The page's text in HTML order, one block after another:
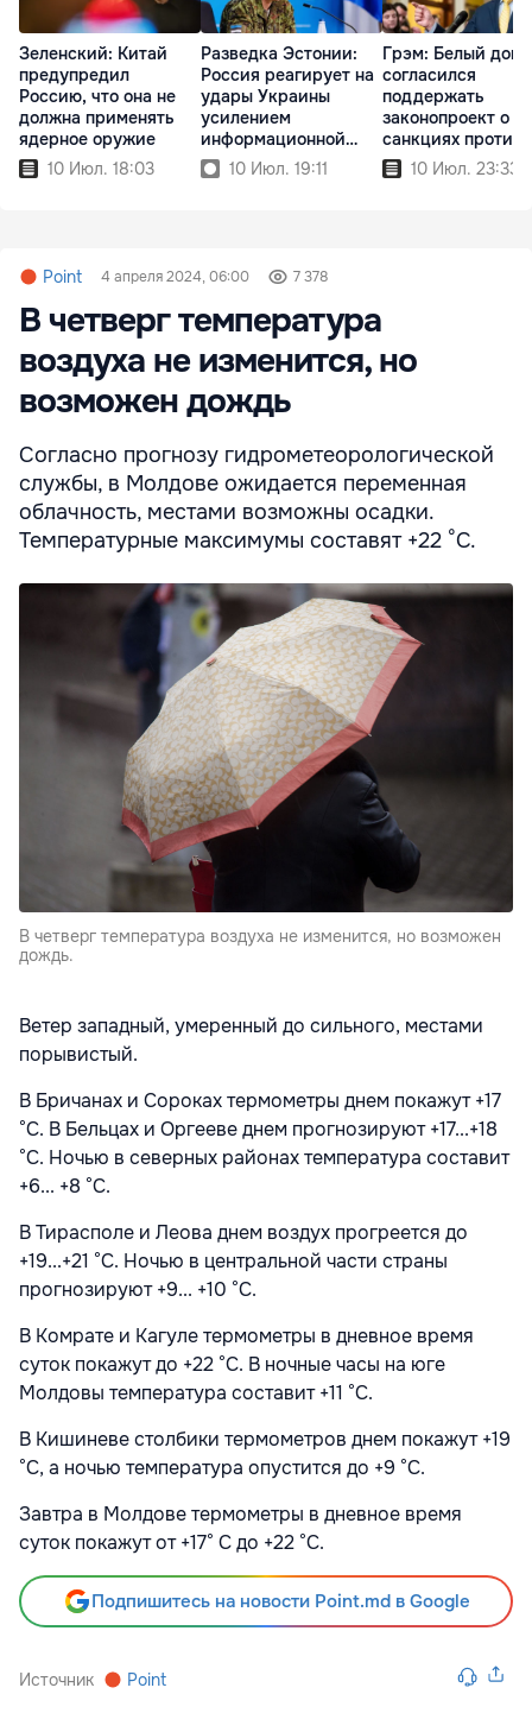
Зеленский: Китай
предупредил
Россию, что она не
должна применять
ядерное оружие
10 Июл. 18:03
Разведка Эстонии:
Россия реагирует на
удары Украины
усилением
информационной
войны10 Июл. 19:11
Грэм: Белый дом
согласился
поддержать
законопроект о
санкциях против
России10 Июл. 23:33
Point 4 апреля 2024, 06:00 7 378
В четверг температура
воздуха не изменится, но
возможен дождь
Согласно прогнозу гидрометеорологической
службы, в Молдове ожидается переменная
облачность, местами возможны осадки.
Температурные максимумы составят +22 °С.
В четверг температура воздуха не изменится, но возможен
дождь.
Ветер западный, умеренный до сильного, местами
порывистый.
В Бричанах и Сороках термометры днем покажут +17
°С. В Бельцах и Оргееве днем прогнозируют +17...+18
°С. Ночью в северных районах температура составит
+6... +8 °С.
В Тирасполе и Леова днем воздух прогреется до
+19...+21 °С. Ночью в центральной части страны
прогнозируют +9... +10 °С.
В Комрате и Кагуле термометры в дневное время
суток покажут до +22 °С. В ночные часы на юге
Молдовы температура составит +11 °С.
В Кишиневе столбики термометров днем покажут +19
°С, а ночью температура опустится до +9 °С.
Завтра в Молдове термометры в дневное время
суток покажут от +17° С до +22 °С.
Подпишитесь на новости Point.md в Google
Источник Point